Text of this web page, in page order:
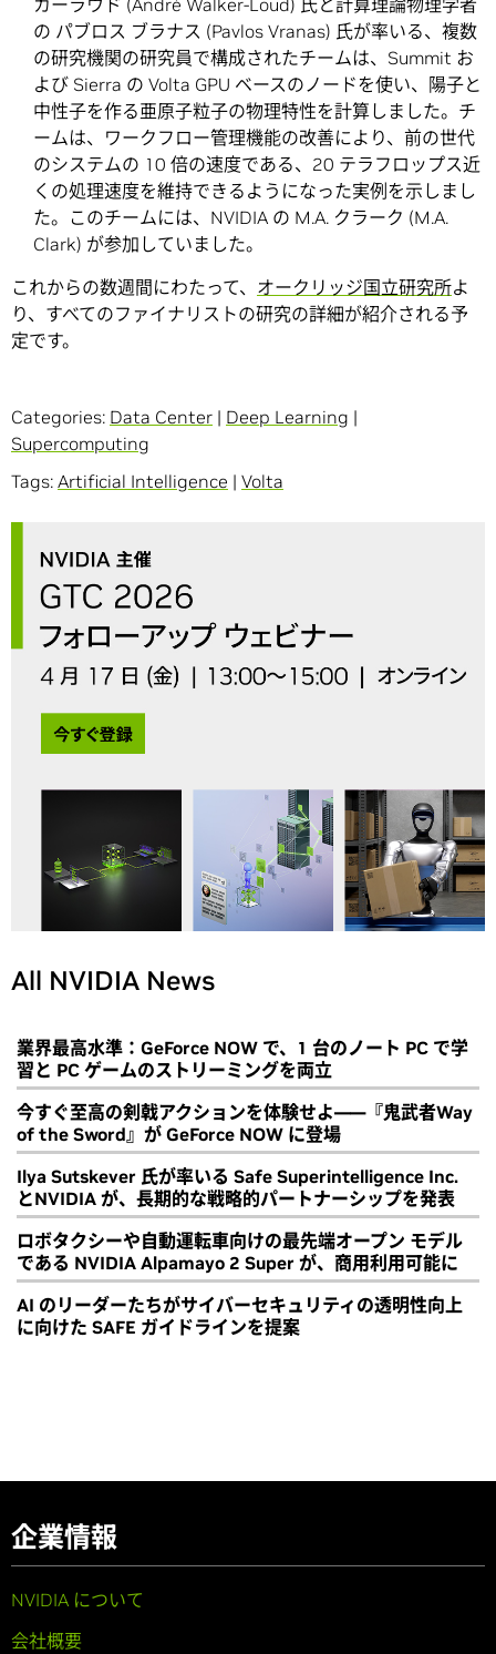
カーラウド (André Walker-Loud) 氏と計算理論物理学者
の パブロス ブラナス (Pavlos Vranas) 氏が率いる、複数
の研究機関の研究員で構成されたチームは、Summit お
よび Sierra の Volta GPU ベースのノードを使い、陽子と
中性子を作る亜原子粒子の物理特性を計算しました。チ
ームは、ワークフロー管理機能の改善により、前の世代
のシステムの 10 倍の速度である、20 テラフロップス近
くの処理速度を維持できるようになった実例を示しまし
た。このチームには、NVIDIA の M.A. クラーク (M.A.
Clark) が参加していました。
これからの数週間にわたって、 オークリッジ国立研究所よ
り、すべてのファイナリストの研究の詳細が紹介される予
定です。
Categories: Data Center | Deep Learning |
Supercomputing
Tags: Artificial Intelligence | Volta
All NVIDIA News
業界最高水準：GeForce NOW で、1 台のノート PC で学
習と PC ゲームのストリーミングを両立
今すぐ至高の剣戟アクションを体験せよ――『鬼武者Way
of the Sword』が GeForce NOW に登場
Ilya Sutskever 氏が率いる Safe Superintelligence Inc.
とNVIDIA が、長期的な戦略的パートナーシップを発表
ロボタクシーや自動運転車向けの最先端オープン モデル
である NVIDIA Alpamayo 2 Super が、商用利用可能に
AI のリーダーたちがサイバーセキュリティの透明性向上
に向けた SAFE ガイドラインを提案
企業情報
NVIDIA について
会社概要